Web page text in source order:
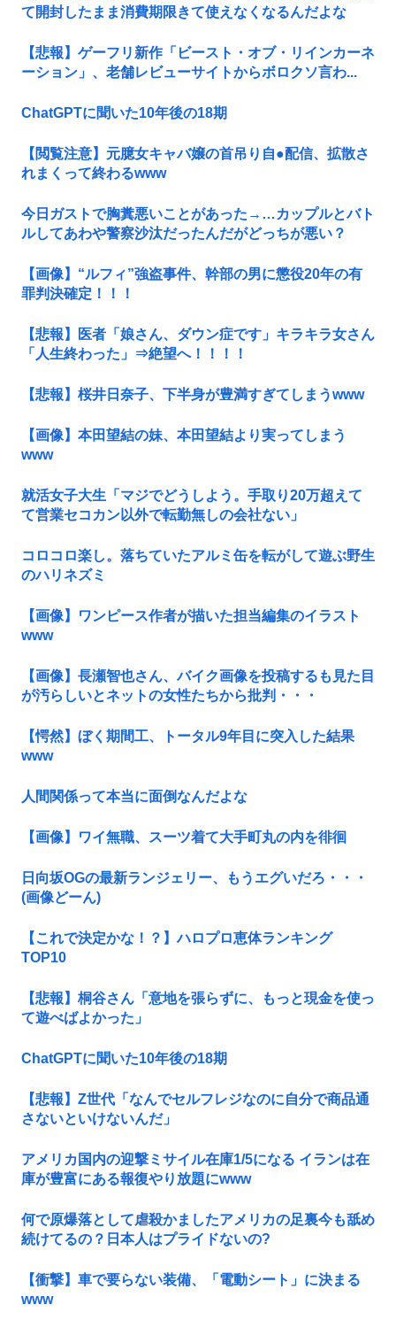
て開封したまま消費期限きて使えなくなるんだよな
【悲報】ゲーフリ新作「ビースト・オブ・リインカーネ
ーション」、老舗レビューサイトからボロクソ言わ...
ChatGPTに聞いた10年後の18期
【閲覧注意】元臆女キャバ嬢の首吊り自●配信、拡散さ
れまくって終わるwww
今日ガストで胸糞悪いことがあった→…カップルとバト
ルしてあわや警察沙汰だったんだがどっちが悪い？
【画像】“ルフィ”強盗事件、幹部の男に懲役20年の有
罪判決確定！！！
【悲報】医者「娘さん、ダウン症です」キラキラ女さん
「人生終わった」⇒絶望へ！！！！
【悲報】桜井日奈子、下半身が豊満すぎてしまうwww
【画像】本田望結の妹、本田望結より実ってしまう
www
就活女子大生「マジでどうしよう。手取り20万超えて
て営業セコカン以外で転勤無しの会社ない」
コロコロ楽し。落ちていたアルミ缶を転がして遊ぶ野生
のハリネズミ
【画像】ワンピース作者が描いた担当編集のイラスト
www
【画像】長瀬智也さん、バイク画像を投稿するも見た目
が汚らしいとネットの女性たちから批判・・・
【愕然】ぼく期間工、トータル9年目に突入した結果
www
人間関係って本当に面倒なんだよな
【画像】ワイ無職、スーツ着て大手町丸の内を徘徊
日向坂OGの最新ランジェリー、もうエグいだろ・・・
(画像どーん)
【これで決定かな！？】ハロプロ恵体ランキング
TOP10
【悲報】桐谷さん「意地を張らずに、もっと現金を使っ
て遊べばよかった」
ChatGPTに聞いた10年後の18期
【悲報】Z世代「なんでセルフレジなのに自分で商品通
さないといけないんだ」
アメリカ国内の迎撃ミサイル在庫1/5になる イランは在
庫が豊富にある報復やり放題にwww
何で原爆落として虐殺かましたアメリカの足裏今も舐め
続けてるの？日本人はプライドないの?
【衝撃】車で要らない装備、「電動シート」に決まる
www